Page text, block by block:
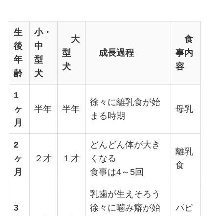
生
後
年
齢
小・
中
型
犬
大
型
犬
成長過程
食
事内
容
1
ヶ
月
半年 半年
徐々に離乳食が始
まる時期
母乳
2
ヶ
月
２才 １才
どんどん体が大き
くなる
食事は4～5回
離乳
食
3
乳歯が生えそろう
徐々に噛み癖が始
パピ